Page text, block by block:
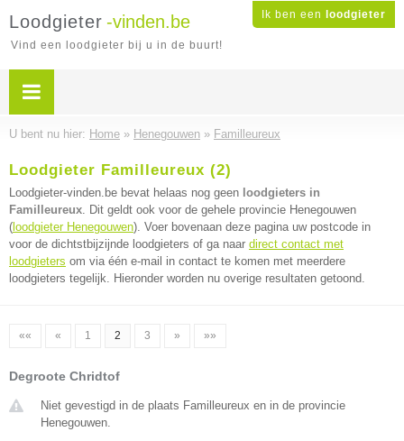
Ik ben een loodgieter
Loodgieter -vinden.be
Vind een loodgieter bij u in de buurt!
U bent nu hier: Home » Henegouwen » Familleureux
Loodgieter Familleureux (2)
Loodgieter-vinden.be bevat helaas nog geen loodgieters in
Familleureux. Dit geldt ook voor de gehele provincie Henegouwen
( loodgieter Henegouwen). Voer bovenaan deze pagina uw postcode in
voor de dichtstbijzijnde loodgieters of ga naar direct contact met
loodgieters om via één e-mail in contact te komen met meerdere
loodgieters tegelijk. Hieronder worden nu overige resultaten getoond.
«« « 1 2 3 » »»
Degroote Chridtof
Niet gevestigd in de plaats Familleureux en in de provincie
Henegouwen.